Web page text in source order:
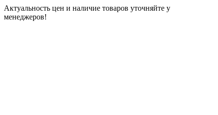
Актуальность цен и наличие товаров уточняйте у
менеджеров!